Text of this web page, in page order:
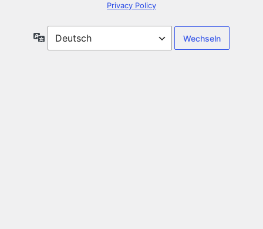
Privacy Policy
Sprache